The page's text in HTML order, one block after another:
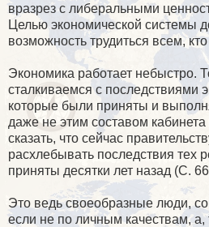
вразрез с либеральными
Целью экономической системы
возможность трудиться всем,
Экономика работает небыстро.
сталкиваемся с последствиями
которые были приняты и
даже не этим составом
сказать, что сейчас
расхлебывать последствия тех
приняты десятки лет назад (С.
Это ведь своеобразные люди,
если не по личным качествам, а,